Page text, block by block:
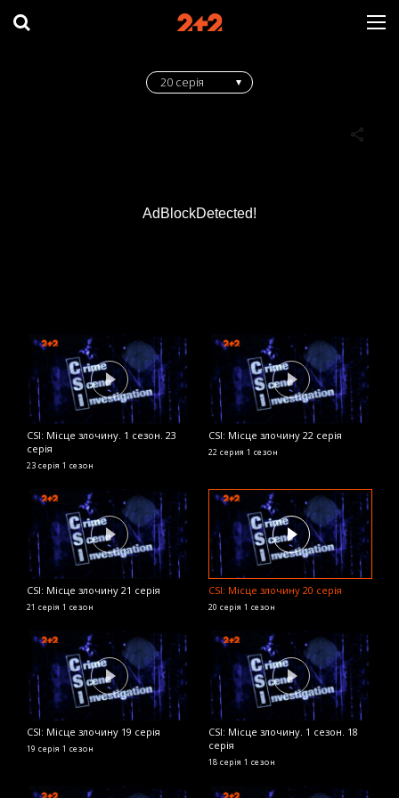
AdBlockDetected!
20 серія
CSI: Місце злочину. 1 сезон. 23
серія
23 серія 1 сезон
CSI: Місце злочину 22 серія
22 серия 1 сезон
CSI: Місце злочину 21 серія
21 серія 1 сезон
CSI: Місце злочину 20 серія
20 серія 1 сезон
CSI: Місце злочину 19 серія
19 серія 1 сезон
CSI: Місце злочину. 1 сезон. 18
серія
18 серія 1 сезон